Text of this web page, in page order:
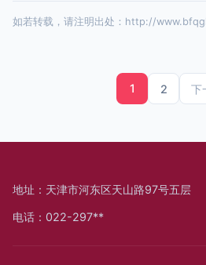
如若转载，请注明出处：http://
1 2 下
地址：天津市河东区天山路97号五层
电话：022-297**